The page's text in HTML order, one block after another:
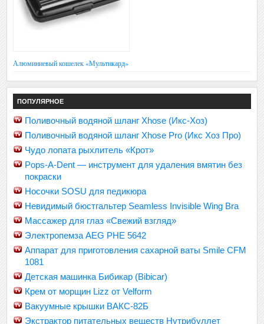
Алюминиевый кошелек «Мультикард»
ПОПУЛЯРНОЕ
Поливочный водяной шланг Xhose (Икс-Хоз)
Поливочный водяной шланг Xhose Pro (Икс Хоз Про)
Чудо лопата рыхлитель «Крот»
Pops-A-Dent — инструмент для удаления вмятин без
покраски
Носочки SOSU для педикюра
Невидимый бюстгальтер Seamless Invisible Wing Bra
Массажер для глаз «Свежий взгляд»
Электропемза AEG PHE 5642
Аппарат для приготовления сахарной ваты Smile CFM
1081
Детская машинка Бибикар (Bibicar)
Крем от морщин Lizz от Velform
Вакуумные крышки ВАКС-82Б
Экстрактор питательных веществ Нутрибуллет